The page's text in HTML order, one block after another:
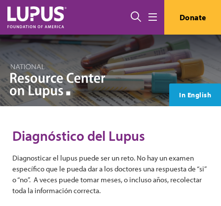
Pasar al contenido principal
Buscar Donate
In English
Diagnóstico del Lupus
Diagnosticar el lupus puede ser un reto. No hay un examen
específico que le pueda dar a los doctores una respuesta de “si”
o “no”. A veces puede tomar meses, o incluso años, recolectar
toda la información correcta.